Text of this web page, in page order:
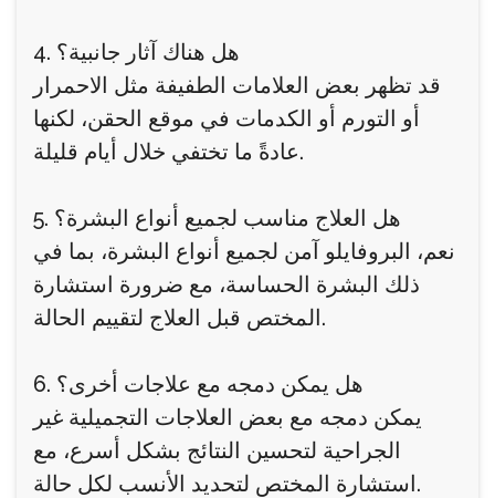
4. هل هناك آثار جانبية؟
قد تظهر بعض العلامات الطفيفة مثل الاحمرار
أو التورم أو الكدمات في موقع الحقن، لكنها
عادةً ما تختفي خلال أيام قليلة.
5. هل العلاج مناسب لجميع أنواع البشرة؟
نعم، البروفايلو آمن لجميع أنواع البشرة، بما في
ذلك البشرة الحساسة، مع ضرورة استشارة
المختص قبل العلاج لتقييم الحالة.
6. هل يمكن دمجه مع علاجات أخرى؟
يمكن دمجه مع بعض العلاجات التجميلية غير
الجراحية لتحسين النتائج بشكل أسرع، مع
استشارة المختص لتحديد الأنسب لكل حالة.